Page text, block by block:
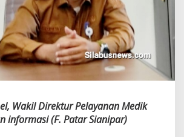
7
4
p
a
s
i
n
i
a
Wakil Direktur Pelayanan Medik
informasi (F. Patar Sianipar)